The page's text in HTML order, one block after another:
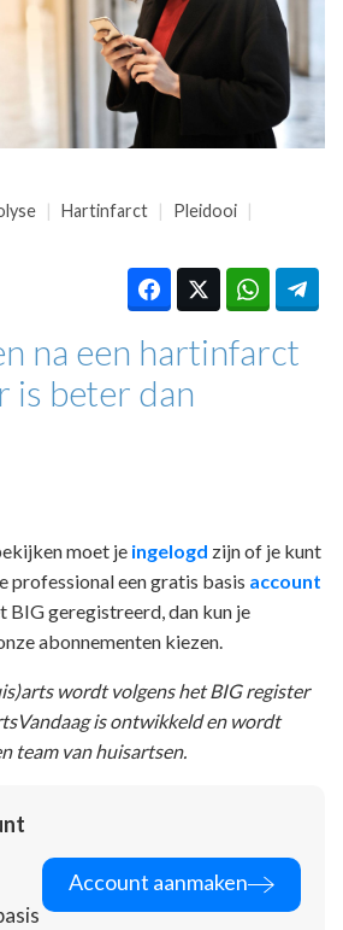
VAKHANDEL
Hartinfarct
Pleidooi
na een hartinfarct
is beter dan
moet je ingelogd zijn of je kunt
professional een gratis basis account
BIG geregistreerd, dan kun je
abonnementen kiezen.
wordt volgens het BIG register
is ontwikkeld en wordt
team van huisartsen.
Account aanmaken